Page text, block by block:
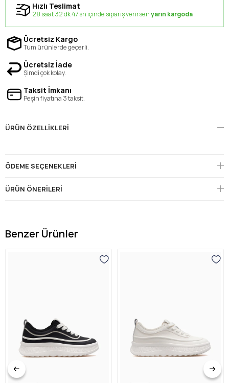
Hızlı Teslimat
28 saat 32 dk 46 sn içinde sipariş verirsenyarın kargoda
Ücretsiz Kargo
Tüm ürünlerde geçerli.
Ücretsiz İade
Şimdi çok kolay.
Taksit İmkanı
Peşin fiyatına 3 taksit.
ÜRÜN ÖZELLIKLERI
ÖDEME SEÇENEKLERI
ÜRÜN ÖNERILERI
Benzer Ürünler